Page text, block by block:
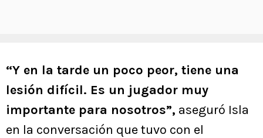
“Y en la tarde un poco peor, tiene una
lesión difícil. Es un jugador muy
importante para nosotros”, aseguró Isla
en la conversación que tuvo con el